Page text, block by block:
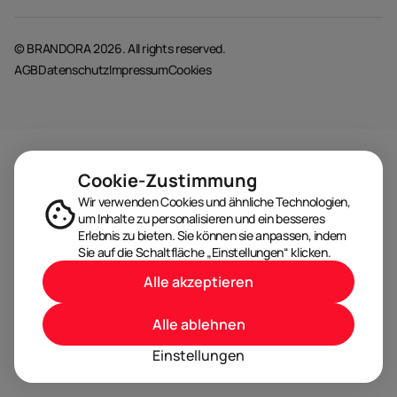
© BRANDORA 2026. All rights reserved.
AGBDatenschutzImpressumCookies
Cookie-Zustimmung
Wir verwenden Cookies und ähnliche Technologien,
um Inhalte zu personalisieren und ein besseres
Erlebnis zu bieten. Sie können sie anpassen, indem
Sie auf die Schaltfläche „Einstellungen“ klicken.
Einstellungen
Alle ablehnen
Alle akzeptieren